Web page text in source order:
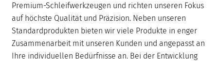
Premium-Schleifwerkzeugen und richten unseren Fokus
auf höchste Qualität und Präzision. Neben unseren
Standardprodukten bieten wir viele Produkte in enger
Zusammenarbeit mit unseren Kunden und angepasst an
Ihre individuellen Bedürfnisse an. Bei der Entwicklung